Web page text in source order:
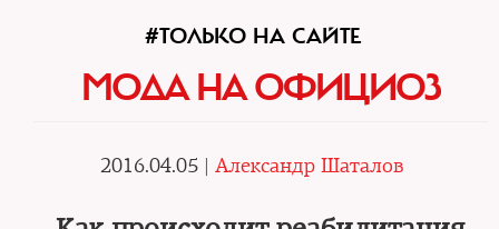
#ТОЛЬКО НА САЙТЕ
МОДА НА ОФИЦИОЗ
2016.04.05 | Александр Шаталов